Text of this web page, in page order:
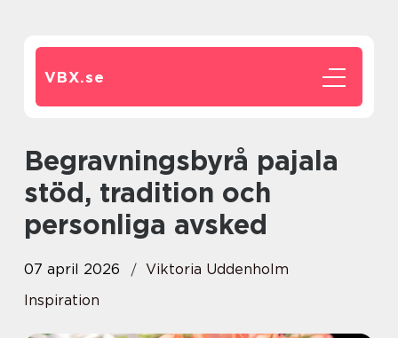
VBX.se
Begravningsbyrå pajala
stöd, tradition och
personliga avsked
07 april 2026
Viktoria Uddenholm
Inspiration